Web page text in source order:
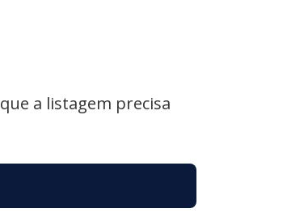
que a listagem precisa